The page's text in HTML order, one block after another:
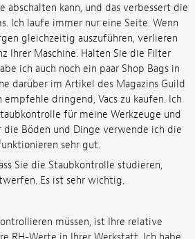
abschalten kann, und das verbessert die
Ich laufe immer nur eine Seite. Wenn
gleichzeitig auszuführen, verlieren
Ihrer Maschine. Halten Sie die Filter
ich auch noch ein paar Shop Bags in
darüber im Artikel des Magazins Guild
empfehle dringend, Vacs zu kaufen. Ich
für meine Werkzeuge und
die Böden und Dinge verwende ich die
sehr gut.
Sie die Staubkontrolle studieren,
Es ist sehr wichtig.
müssen, ist Ihre relative